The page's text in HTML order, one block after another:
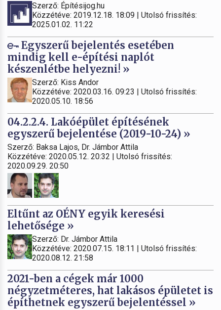
Szerző: Építésijog.hu
Közzétéve: 2019.12.18. 18:09 | Utolsó frissítés:
2025.01.02. 11:22
Egyszerű bejelentés esetében
mindig kell e-építési naplót
készenlétbe helyezni! »
Szerző: Kiss Andor
Közzétéve: 2020.03.16. 09:23 | Utolsó frissítés:
2020.05.10. 18:56
04.2.2.4. Lakóépület építésének
egyszerű bejelentése (2019-10-24) »
Szerző: Baksa Lajos, Dr. Jámbor Attila
Közzétéve: 2020.05.12. 20:32 | Utolsó frissítés:
2020.09.29. 20:50
Eltűnt az OÉNY egyik keresési
lehetősége »
Szerző: Dr. Jámbor Attila
Közzétéve: 2020.07.15. 18:11 | Utolsó frissítés:
2020.08.12. 21:58
2021-ben a cégek már 1000
négyzetméteres, hat lakásos épületet is
építhetnek egyszerű bejelentéssel »